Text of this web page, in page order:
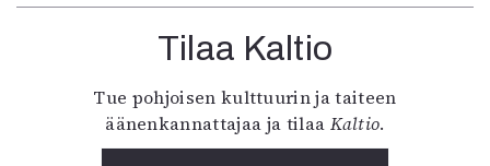
Tilaa Kaltio
Tue pohjoisen kulttuurin ja taiteen
äänenkannattajaa ja tilaa Kaltio.